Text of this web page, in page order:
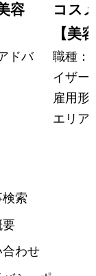
容
ドバ
コス
【美
職種：
イザー
雇用形
エリア
索
要
わせ